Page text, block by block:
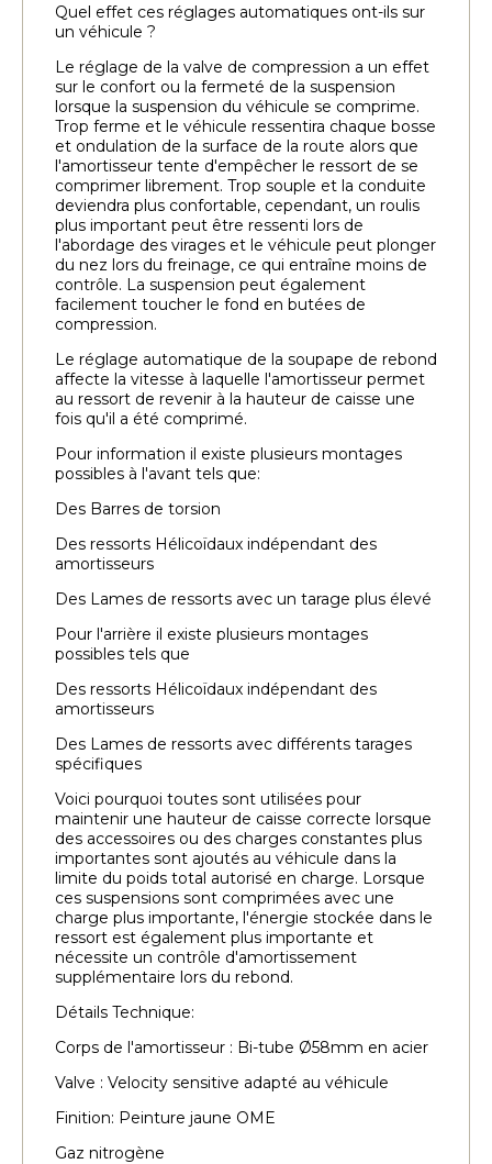
Quel effet ces réglages automatiques ont-ils sur
un véhicule ?
Le réglage de la valve de compression a un effet
sur le confort ou la fermeté de la suspension
lorsque la suspension du véhicule se comprime.
Trop ferme et le véhicule ressentira chaque bosse
et ondulation de la surface de la route alors que
l'amortisseur tente d'empêcher le ressort de se
comprimer librement. Trop souple et la conduite
deviendra plus confortable, cependant, un roulis
plus important peut être ressenti lors de
l'abordage des virages et le véhicule peut plonger
du nez lors du freinage, ce qui entraîne moins de
contrôle. La suspension peut également
facilement toucher le fond en butées de
compression.
Le réglage automatique de la soupape de rebond
affecte la vitesse à laquelle l'amortisseur permet
au ressort de revenir à la hauteur de caisse une
fois qu'il a été comprimé.
Pour information il existe plusieurs montages
possibles à l'avant tels que:
Des Barres de torsion
Des ressorts Hélicoïdaux indépendant des
amortisseurs
Des Lames de ressorts avec un tarage plus élevé
Pour l'arrière il existe plusieurs montages
possibles tels que
Des ressorts Hélicoïdaux indépendant des
amortisseurs
Des Lames de ressorts avec différents tarages
spécifiques
Voici pourquoi toutes sont utilisées pour
maintenir une hauteur de caisse correcte lorsque
des accessoires ou des charges constantes plus
importantes sont ajoutés au véhicule dans la
limite du poids total autorisé en charge. Lorsque
ces suspensions sont comprimées avec une
charge plus importante, l'énergie stockée dans le
ressort est également plus importante et
nécessite un contrôle d'amortissement
supplémentaire lors du rebond.
Détails Technique:
Corps de l'amortisseur : Bi-tube Ø58mm en acier
Valve : Velocity sensitive adapté au véhicule
Finition: Peinture jaune OME
Gaz nitrogène